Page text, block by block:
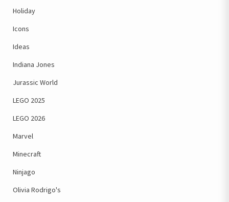
Holiday
Icons
Ideas
Indiana Jones
Jurassic World
LEGO 2025
LEGO 2026
Marvel
Minecraft
Ninjago
Olivia Rodrigo's